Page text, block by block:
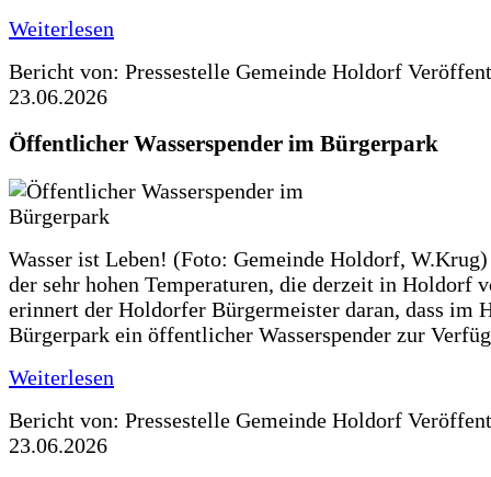
Weiterlesen
Bericht von: Pressestelle Gemeinde Holdorf
23.06.2026
Öffentlicher Wasserspender im Bürgerpark
Wasser ist Leben! (Foto: Gemeinde Holdorf,
der sehr hohen Temperaturen, die derzeit in Holdorf
erinnert der Holdorfer Bürgermeister daran, dass im
Bürgerpark ein öffentlicher Wasserspender zur
Weiterlesen
Bericht von: Pressestelle Gemeinde Holdorf
23.06.2026